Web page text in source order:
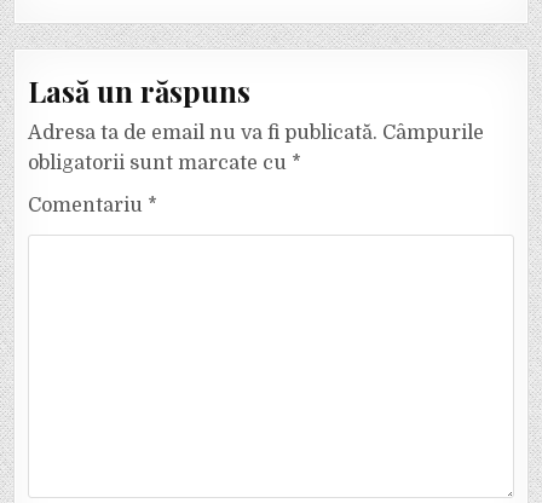
Lasă un răspuns
Adresa ta de email nu va fi publicată. Câmpurile
obligatorii sunt marcate cu *
Comentariu *